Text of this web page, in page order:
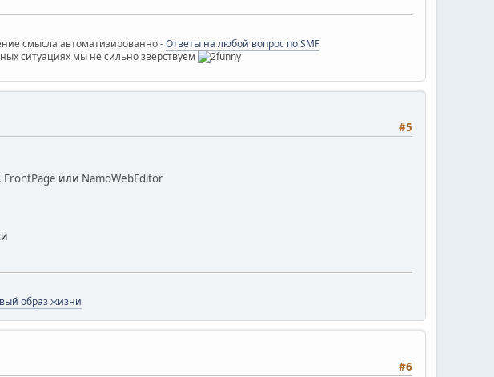
смысла автоматизированно -Ответы на любой вопрос по SMF
ситуациях мы не сильно зверствуем
#5
FrontPage или NamoWebEditor
образ жизни
#6